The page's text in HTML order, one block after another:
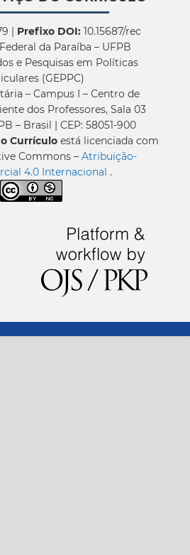
| Prefixo DOI:10.15687/rec
da Paraíba – UFPB
e Pesquisas em Políticas
(GEPPC)
– Campus I – Centro de
dos Professores, Sala 03
– Brasil | CEP: 58051-900
Currículo está licenciada com
Commons – Atribuição-
4.0 Internacional .